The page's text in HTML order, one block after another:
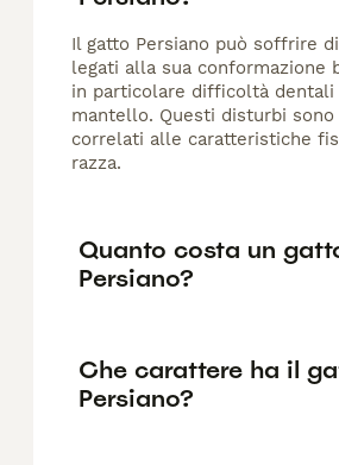
Il gatto Persiano può soffrire
legati alla sua conformazione
in particolare difficoltà
mantello. Questi disturbi
correlati alle caratteristiche
razza.
Quanto costa un
Persiano?
Che carattere ha il
Persiano?